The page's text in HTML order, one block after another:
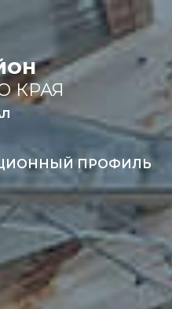
КРАЯ
ПРОФИЛЬ